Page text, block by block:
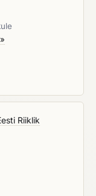
Riiklik